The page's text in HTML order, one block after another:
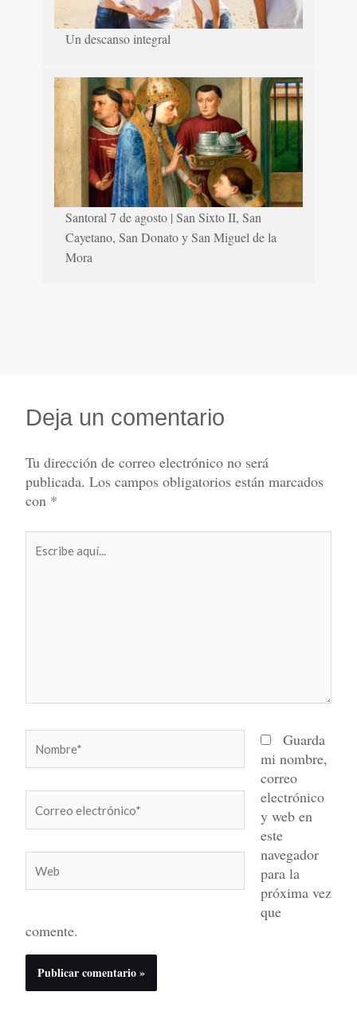
Un descanso integral
Santoral 7 de agosto | San Sixto II, San
Cayetano, San Donato y San Miguel de la
Mora
Deja un comentario
Tu dirección de correo electrónico no será
publicada. Los campos obligatorios están marcados
con *
aquí...
electrónico*
Guarda
mi nombre,
correo
electrónico
y web en
este
navegador
para la
próxima vez
que
comente.